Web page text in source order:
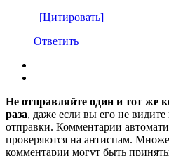
[Цитировать]
Ответить
Не отправляйте один и тот же
раза, даже если вы его не видите
отправки. Комментарии
проверяются на антиспам.
комментарии могут быть